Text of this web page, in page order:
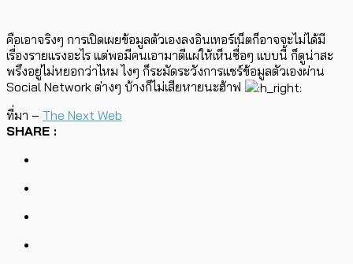
คือเอาจริงๆ การเปิดเผยข้อมูลตัวเองลงอินเทอร์เน็ตก็อาจจะไม่ได้มี
เรื่องรายแรงอะไร แต่พอมีคนเอามาตีแผ่ให้เห็นซื่อๆ แบบนี้ ก็ดูน่าสะ
พรึงอยู่ไม่หยอกว่าไหม ไงๆ ก็ระมัดระวังการแชร์ข้อมูลตัวเองผ่าน
Social Network ต่างๆ บ้างก็ไม่เสียหายนะฮ้าฟ
ที่มา – The Next Web
SHARE :